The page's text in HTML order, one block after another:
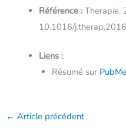
Référence : Therapie.
10.1016/
Liens :
Résumé sur
← Article précédent